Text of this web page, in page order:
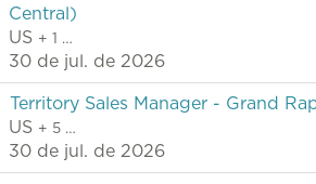
Central)
US + 1 …
30 de jul. de 2026
Territory Sales Manager - Grand
US + 5 …
30 de jul. de 2026